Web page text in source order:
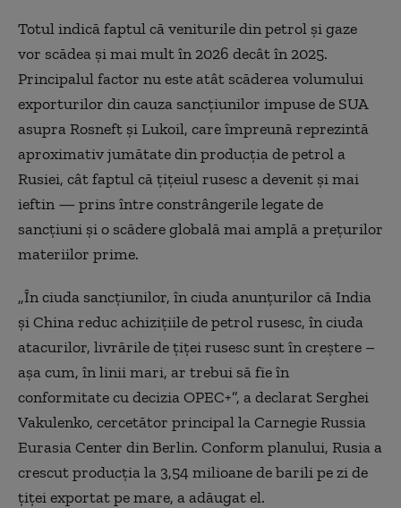
Totul indică faptul că veniturile din petrol și gaze
vor scădea și mai mult în 2026 decât în 2025.
Principalul factor nu este atât scăderea volumului
exporturilor din cauza sancțiunilor impuse de SUA
asupra Rosneft și Lukoil, care împreună reprezintă
aproximativ jumătate din producția de petrol a
Rusiei, cât faptul că țițeiul rusesc a devenit și mai
ieftin — prins între constrângerile legate de
sancțiuni și o scădere globală mai amplă a prețurilor
materiilor prime.
„În ciuda sancțiunilor, în ciuda anunțurilor că India
și China reduc achizițiile de petrol rusesc, în ciuda
atacurilor, livrările de țiței rusesc sunt în creștere –
așa cum, în linii mari, ar trebui să fie în
conformitate cu decizia OPEC+”, a declarat Serghei
Vakulenko, cercetător principal la Carnegie Russia
Eurasia Center din Berlin. Conform planului, Rusia a
crescut producția la 3,54 milioane de barili pe zi de
țiței exportat pe mare, a adăugat el.